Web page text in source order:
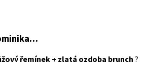
řemínek + zlatá ozdoba brunch ?